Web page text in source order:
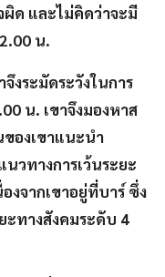
ผิด และไม่คิดว่าจะมี
น.
งระมัดระวังในการ
น. เขาจึงมองหาส
องเขาแนะนำ
นวทางการเว้นระยะ
งจากเขาอยู่ที่บาร์ ซึ่ง
ะทางสังคมระดับ 4